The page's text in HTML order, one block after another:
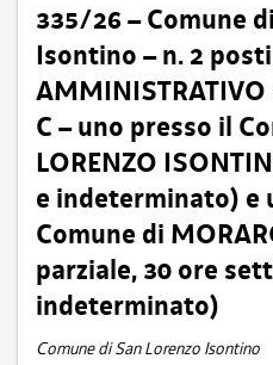
335/26 – Comune
Isontino – n. 2
AMMINISTRATIVO
C – uno presso il
LORENZO
e indeterminato) e
Comune di
parziale, 30 ore
indeterminato)
Comune di San Lorenzo Isontino